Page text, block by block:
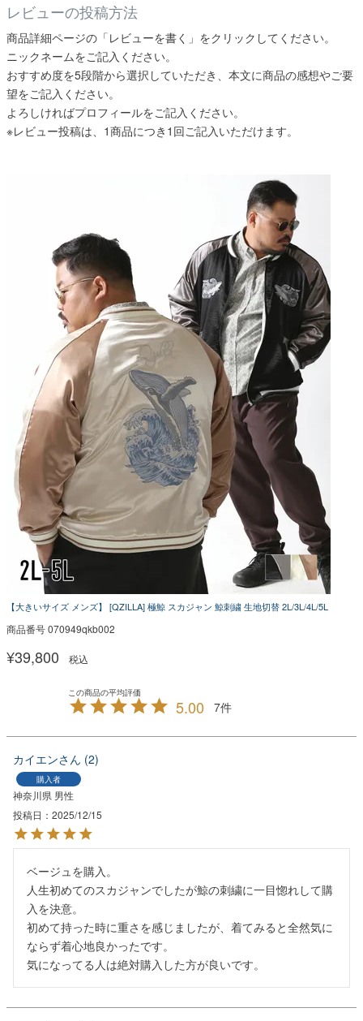
レビューの投稿方法
商品詳細ページの「レビューを書く」をクリックしてください。
ニックネームをご記入ください。
おすすめ度を5段階から選択していただき、本文に商品の感想やご要
望をご記入ください。
よろしければプロフィールをご記入ください。
※レビュー投稿は、1商品につき1回ご記入いただけます。
【大きいサイズ メンズ】 [QZILLA] 極鯨 スカジャン 鯨刺繍 生地切替 2L/3L/4L/5L
商品番号070949qkb002
¥39,800 税込
5.00 7
カイエン 2
購入者
神奈川県 男性
投稿日
2025/12/15
ベージュを購入。
人生初めてのスカジャンでしたが鯨の刺繍に一目惚れして購
入を決意。
初めて持った時に重さを感じましたが、着てみると全然気に
ならず着心地良かったです。
気になってる人は絶対購入した方が良いです。